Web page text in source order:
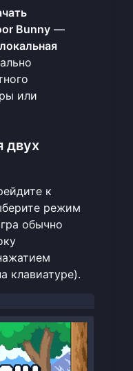
Bunny —
локальная
или
двух
к
режим
обычно
клавиатуре).